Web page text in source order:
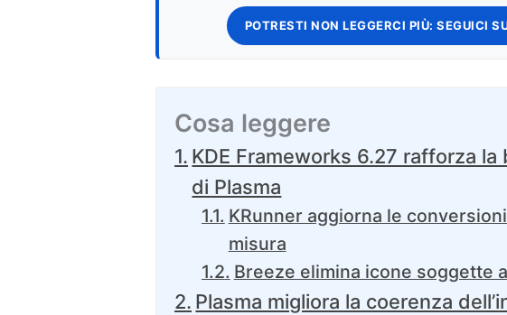
POTRESTI NON LEGGERCI PIÙ: SEGUICI
Cosa leggere
KDE Frameworks 6.27 rafforza
di Plasma
KRunner aggiorna le
misura
Breeze elimina icone soggette
Plasma migliora la coerenza